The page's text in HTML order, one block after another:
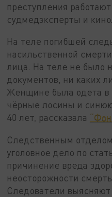
преступления
судмедэксперты и
На теле погибшей
насильственной
лица. На теле не было
документов, ни каких
Женщине была одета в
чёрные лосины и
40 лет, рассказала
Следственным
уголовное дело по
причинение вреда
неосторожности
Следователи выясняют